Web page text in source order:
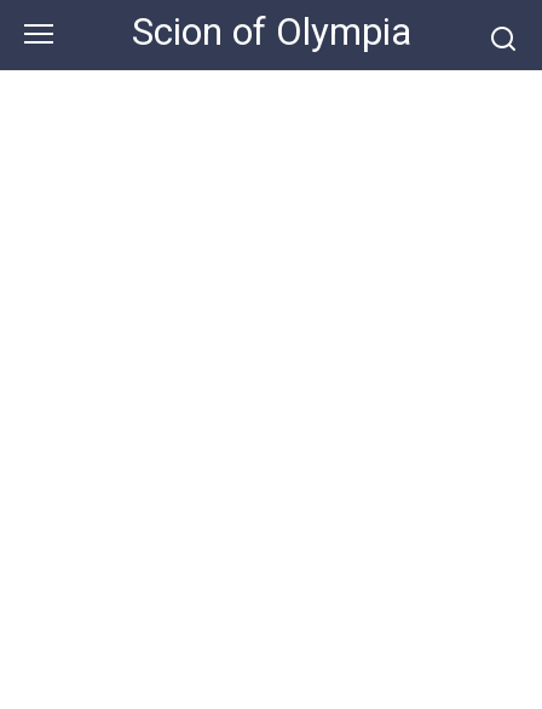
content
Scion of Olympia